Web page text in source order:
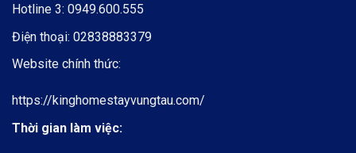
Hotline 3: 0949.600.555
Điện thoại: 02838883379
Website chính thức:
https://kinghomestayvungtau.com/
Thời gian làm việc: